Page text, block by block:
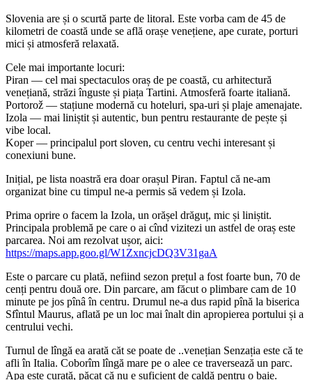
Slovenia are și o scurtă parte de litoral. Este vorba cam de 45 de
kilometri de coastă unde se află orașe venețiene, ape curate, porturi
mici și atmosferă relaxată.
Cele mai importante locuri:
Piran — cel mai spectaculos oraș de pe coastă, cu arhitectură
venețiană, străzi înguste și piața Tartini. Atmosferă foarte italiană.
Portorož — stațiune modernă cu hoteluri, spa-uri și plaje amenajate.
Izola — mai liniștit și autentic, bun pentru restaurante de pește și
vibe local.
Koper — principalul port sloven, cu centru vechi interesant și
conexiuni bune.
Inițial, pe lista noastră era doar orașul Piran. Faptul că ne-am
organizat bine cu timpul ne-a permis să vedem și Izola.
Prima oprire o facem la Izola, un orășel drăguț, mic și liniștit.
Principala problemă pe care o ai cînd vizitezi un astfel de oraș este
parcarea. Noi am rezolvat ușor, aici:
https://maps.app.goo.gl/W1ZxncjcDQ3V31gaA
Este o parcare cu plată, nefiind sezon prețul a fost foarte bun, 70 de
cenți pentru două ore. Din parcare, am făcut o plimbare cam de 10
minute pe jos pînâ în centru. Drumul ne-a dus rapid pînă la biserica
Sfîntul Maurus, aflată pe un loc mai înalt din apropierea portului și a
centrului vechi.
Turnul de lîngă ea arată căt se poate de ..venețian Senzația este că te
afli în Italia. Coborîm lîngă mare pe o alee ce traversează un parc.
Apa este curată, păcat că nu e suficient de caldă pentru o baie.